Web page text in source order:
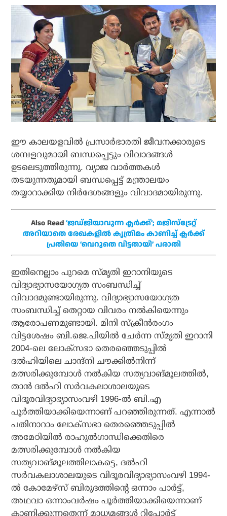
ഈ കാലയളവില്‍ പ്രസാര്‍ഭാരതി ജീവനക്കാരുടെ
ശമ്പളവുമായി ബന്ധപ്പെട്ടും വിവാദങ്ങള്‍
ഉടലെടുത്തിരുന്നു. വ്യാജ വാര്‍ത്തകള്‍
തടയുന്നതുമായി ബന്ധപ്പെട്ട് മന്ത്രാലയം
തയ്യാറാക്കിയ നിര്‍ദേശങ്ങളും വിവാദമായിരുന്നു.
Also Read‘ജഡ്ജിയാവുന്ന ക്ലര്‍ക്ക്’; മജിസ്‌ട്രേറ്റ്
അറിയാതെ രേഖകളില്‍ കൃത്രിമം കാണിച്ച് ക്ലര്‍ക്ക്
പ്രതിയെ ‘വെറുതെ വിട്ടതായി’ പരാതി
ഇതിനെല്ലാം പുറമെ സ്മൃതി ഇറാനിയുടെ
വിദ്യാഭ്യാസയോഗ്യത സംബന്ധിച്ച്
വിവാദമുണ്ടായിരുന്നു. വിദ്യാഭ്യാസയോഗ്യത
സംബന്ധിച്ച് തെറ്റായ വിവരം നല്‍കിയെന്നും
ആരോപണമുണ്ടായി. മിനി സ്‌ക്രീന്‍രംഗം
വിട്ടശേഷം ബി.ജെ.പിയില്‍ ചേര്‍ന്ന സ്മൃതി ഇറാനി
2004-ലെ ലോക്സഭാ തെരഞ്ഞെടുപ്പില്‍
ദല്‍ഹിയിലെ ചാന്ദ്നി ചൗക്കില്‍നിന്ന്
മത്സരിക്കുമ്പോള്‍ നല്‍കിയ സത്യവാങ്മൂലത്തില്‍,
താന്‍ ദല്‍ഹി സര്‍വകലാശാലയുടെ
വിദൂരവിദ്യാഭ്യാസംവഴി 1996-ല്‍ ബി.എ
പൂര്‍ത്തിയാക്കിയെന്നാണ് പറഞ്ഞിരുന്നത്. എന്നാല്‍
പതിനാറാം ലോക്സഭാ തെരഞ്ഞെടുപ്പില്‍
അമേഠിയില്‍ രാഹുല്‍ഗാന്ധിക്കെതിരെ
മത്സരിക്കുമ്പോള്‍ നല്‍കിയ
സത്യവാങ്മൂലത്തിലാകട്ടെ, ദല്‍ഹി
സര്‍വകലാശാലയുടെ വിദൂരവിദ്യാഭ്യാസംവഴി 1994-
ല്‍ കോമേഴ്സ് ബിരുദത്തിന്റെ ഒന്നാം പാര്‍ട്ട്,
അഥവാ ഒന്നാംവര്‍ഷം പൂര്‍ത്തിയാക്കിയെന്നാണ്
കാണിക്കുന്നതെന്ന് മാധ്യമങ്ങള്‍ റിപ്പോര്‍ട്ട്